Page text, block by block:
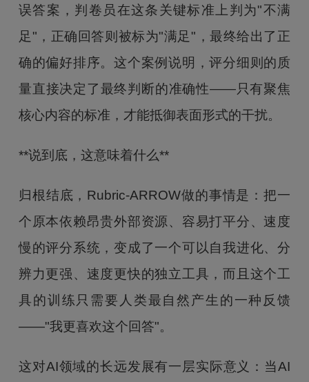
误答案，判卷员在这条关键标准上判为"不满
足"，正确回答则被标为"满足"，最终给出了正
确的偏好排序。这个案例说明，评分细则的质
量直接决定了最终判断的准确性——只有聚焦
核心内容的标准，才能抵御表面形式的干扰。
**说到底，这意味着什么**
归根结底，Rubric-ARROW做的事情是：把一
个原本依赖昂贵外部资源、容易打平分、速度
慢的评分系统，变成了一个可以自我进化、分
辨力更强、速度更快的独立工具，而且这个工
具的训练只需要人类最自然产生的一种反馈
——"我更喜欢这个回答"。
这对AI领域的长远发展有一层实际意义：当AI